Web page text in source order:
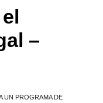
–
UN PROGRAMA DE